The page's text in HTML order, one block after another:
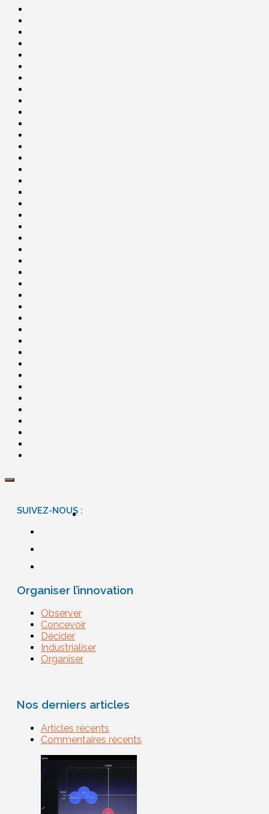
SUIVEZ-NOUS :
Organiser l’innovation
Observer
Concevoir
Décider
Industrialiser
Organiser
Nos derniers articles
Articles récents
Commentaires récents